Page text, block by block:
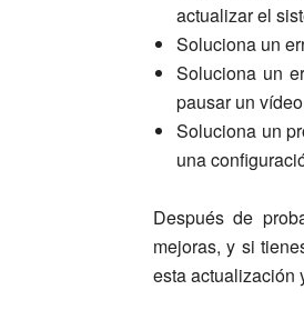
actualizar el
Soluciona un
Soluciona un
pausar un
Soluciona un
una
Después de
mejoras, y si
esta actualización